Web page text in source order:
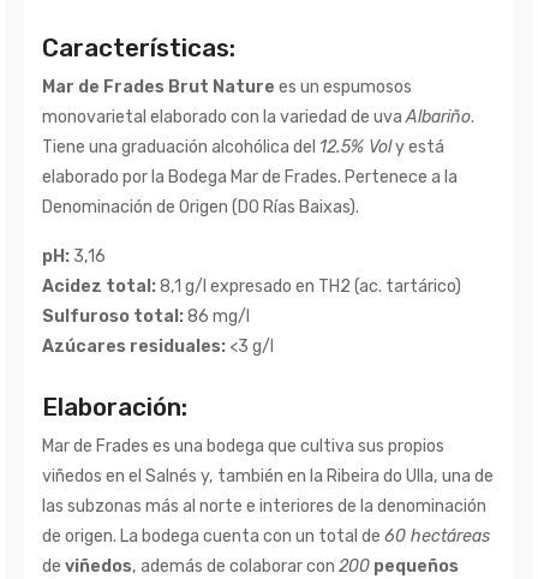
Características:
Mar de Frades Brut Nature es un espumosos
monovarietal elaborado con la variedad de uvaAlbariño.
Tiene una graduación alcohólica del 12.5% Voly está
elaborado por la Bodega Mar de Frades. Pertenece a la
Denominación de Origen (DO Rías Baixas).
pH: 3,16
Acidez total:8,1 g/l expresado en TH2 (ac. tartárico)
Sulfuroso total:86 mg/l
Azúcares residuales: <3 g/l
Elaboración:
Mar de Frades es una bodega que cultiva sus propios
viñedos en el Salnés y, también en la Ribeira do Ulla, una de
las subzonas más al norte e interiores de la denominación
de origen. La bodega cuenta con un total de 60 hectáreas
de viñedos, además de colaborar con 200 pequeños